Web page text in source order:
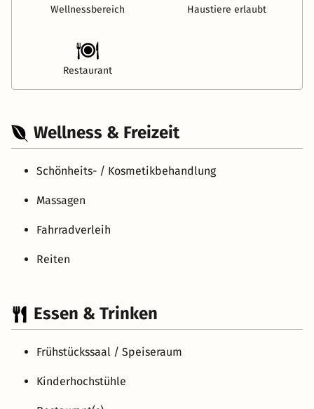
Wellnessbereich Haustiere erlaubt
Restaurant
Wellness & Freizeit
Schönheits- / Kosmetikbehandlung
Massagen
Fahrradverleih
Reiten
Essen & Trinken
Frühstückssaal / Speiseraum
Kinderhochstühle